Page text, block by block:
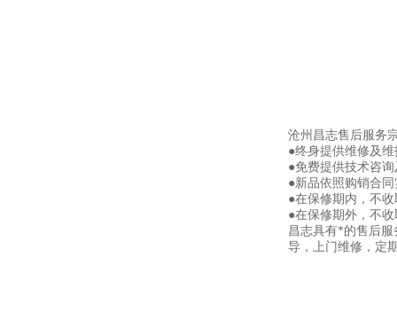
沧州昌志售后服务
●终身提供维修及
●免费提供技术咨
●新品依照购销合
●在保修期内，不
●在保修期外，不
昌志具有*的售后
导，上门维修，定